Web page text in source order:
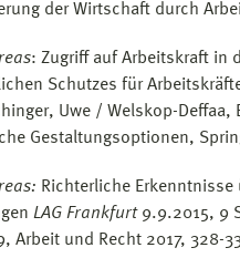
der Wirtschaft durch
: Zugriff auf Arbeitskraft in
Schutzes für
Uwe / Welskop-
Gestaltungsoptionen,
Richterliche
LAG Frankfurt9.9.2015, 9
Arbeit und Recht 2017, 328-